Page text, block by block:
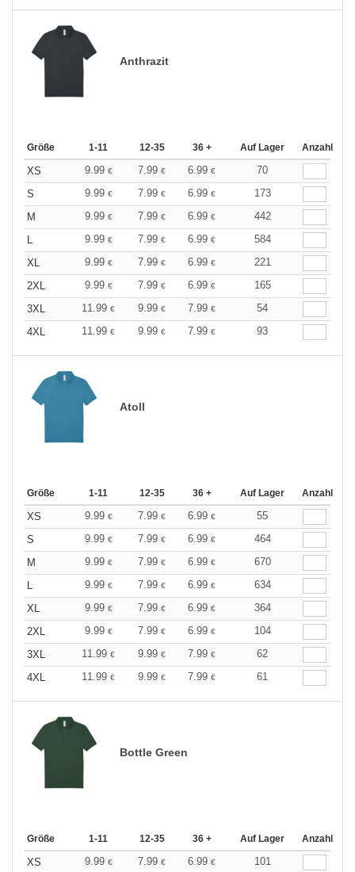
Anthrazit
Größe 1-11 12-35 36 + Auf Lager Anzahl
XS 9.99 € 7.99 € 6.99 €
70
S
9.99 € 7.99 € 6.99 €
173
M
9.99 € 7.99 € 6.99 €
442
9.99 € 7.99 € 6.99 €
584
XL
9.99 € 7.99 € 6.99 €
221
2XL
9.99 € 7.99 € 6.99 €
165
3XL
11.99 € 9.99 € 7.99 €
54
4XL
11.99 € 9.99 € 7.99 € 93
Atoll
Größe 1-11 12-35 36 + Auf Lager Anzahl
XS 9.99 € 7.99 € 6.99 €
55
S
9.99 € 7.99 € 6.99 €
464
M
9.99 € 7.99 € 6.99 €
670
9.99 € 7.99 € 6.99 €
634
XL
9.99 € 7.99 € 6.99 €
364
2XL
9.99 € 7.99 € 6.99 €
104
3XL
11.99 € 9.99 € 7.99 €
62
4XL
11.99 € 9.99 € 7.99 € 61
Bottle Green
Größe 1-11 12-35 36 + Auf Lager Anzahl
XS 9.99 € 7.99 € 6.99 €
101